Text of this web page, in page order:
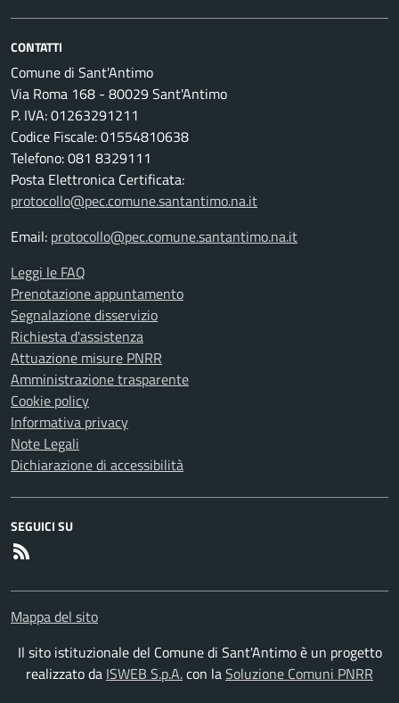
CONTATTI
Comune di Sant'Antimo
Via Roma 168 - 80029 Sant'Antimo
P. IVA: 01263291211
Codice Fiscale: 01554810638
Telefono: 081 8329111
Posta Elettronica Certificata:
protocollo@pec.comune.santantimo.na.it
Email: protocollo@pec.comune.santantimo.na.it
Leggi le FAQ
Prenotazione appuntamento
Segnalazione disservizio
Richiesta d'assistenza
Attuazione misure PNRR
Amministrazione trasparente
Cookie policy
Informativa privacy
Note Legali
Dichiarazione di accessibilità
SEGUICI SU
Mappa del sito
Il sito istituzionale del Comune di Sant'Antimo è un progetto
realizzato da ISWEB S.p.A.con laSoluzione Comuni PNRR